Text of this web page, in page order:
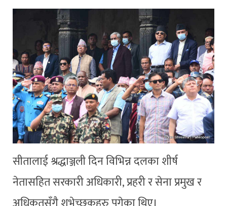
सीतालाई श्रद्धाञ्जली दिन विभिन्न दलका शीर्ष
नेतासहित सरकारी अधिकारी, प्रहरी र सेना प्रमुख र